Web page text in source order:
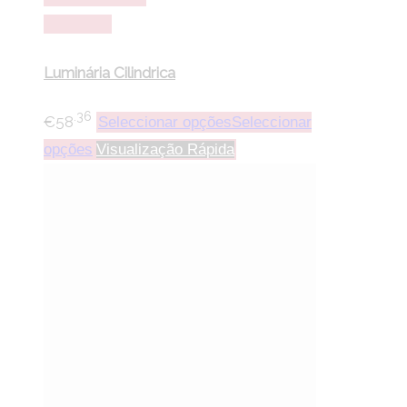
Luminária Cilindrica
€58.36 Seleccionar opçõesSeleccionar
opções Visualização Rápida